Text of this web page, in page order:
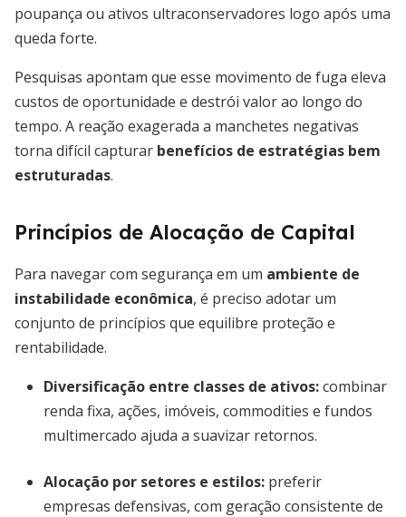
poupança ou ativos ultraconservadores logo após uma
queda forte.
Pesquisas apontam que esse movimento de fuga eleva
custos de oportunidade e destrói valor ao longo do
tempo. A reação exagerada a manchetes negativas
torna difícil capturar benefícios de estratégias bem
estruturadas.
Princípios de Alocação de Capital
Para navegar com segurança em um ambiente de
instabilidade econômica, é preciso adotar um
conjunto de princípios que equilibre proteção e
rentabilidade.
Diversificação entre classes de ativos:combinar
renda fixa, ações, imóveis, commodities e fundos
multimercado ajuda a suavizar retornos.
Alocação por setores e estilos: preferir
empresas defensivas, com geração consistente de